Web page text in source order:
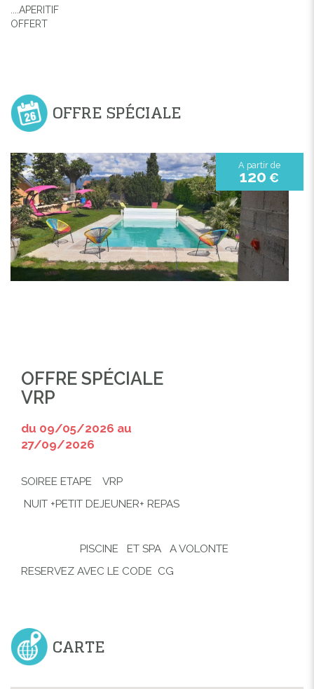
....APERITIF
OFFERT
OFFRE SPÉCIALE
A partir de
120 €
OFFRE SPÉCIALE
VRP
du 09/05/2026 au
27/09/2026
SOIREE ETAPE VRP
NUIT +PETIT DEJEUNER+ REPAS
PISCINE ET SPA A VOLONTE
RESERVEZ AVEC LE CODE CG
CARTE